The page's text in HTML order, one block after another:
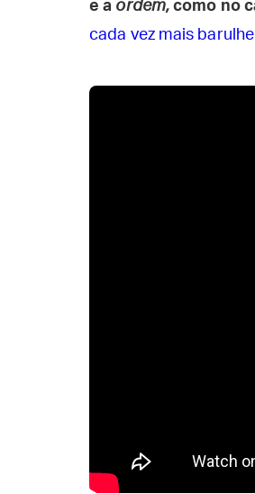
e a ordem,como no
cada vez mais